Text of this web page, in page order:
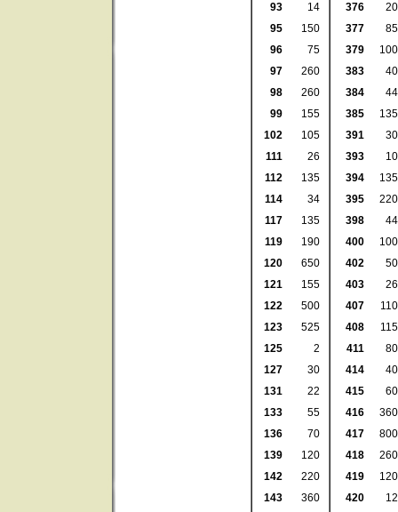
93
14
95
150
96
75
97
260
98
260
99
155
102
105
111
26
112
135
114
34
117
135
119
190
120
650
121
155
122
500
123
525
125
2
127
30
131
22
133
55
136
70
139
120
142
220
143
360
376
20
377
85
379
100
383
40
384
44
385
135
391
30
393
10
394
135
395
220
398
44
400
100
402
50
403
26
407
110
408
115
411
80
414
40
415
60
416
360
417
800
418
260
419
120
420
12